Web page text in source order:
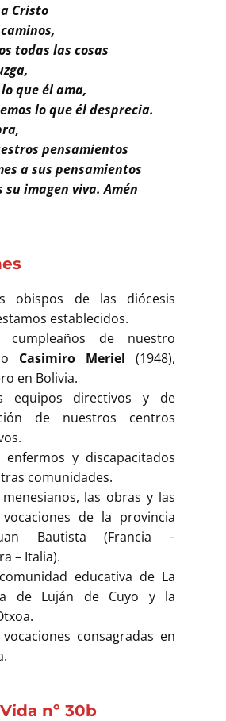
Cristo
todas las cosas
que él ama,
lo que él desprecia.
pensamientos
a sus pensamientos
su imagen viva. Amén
obispos de las diócesis
establecidos.
de nuestro
Casimiro Meriel (1948),
en Bolivia.
equipos directivos y de
de nuestros centros
y discapacitados
comunidades.
las obras y las
vocaciones de la provincia
Bautista (Francia –
– Italia).
educativa de La
de Luján de Cuyo y la
consagradas en
nº 30b